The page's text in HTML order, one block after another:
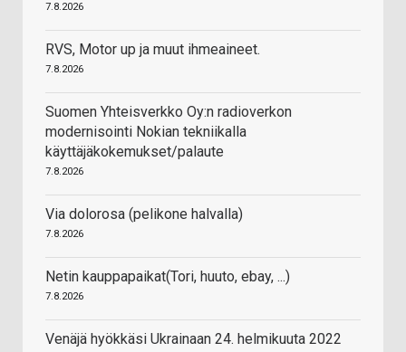
7.8.2026
RVS, Motor up ja muut ihmeaineet.
7.8.2026
Suomen Yhteisverkko Oy:n radioverkon
modernisointi Nokian tekniikalla
käyttäjäkokemukset/palaute
7.8.2026
Via dolorosa (pelikone halvalla)
7.8.2026
Netin kauppapaikat(Tori, huuto, ebay, ...)
7.8.2026
Venäjä hyökkäsi Ukrainaan 24. helmikuuta 2022